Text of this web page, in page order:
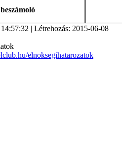
| Létrehozás: 2015-06-08
elnoksegihatarozatok